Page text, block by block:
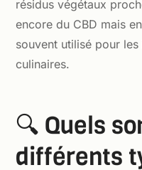
résidus végétaux
encore du CBD mais
souvent utilisé pour
culinaires.
🔍 Quels
différents